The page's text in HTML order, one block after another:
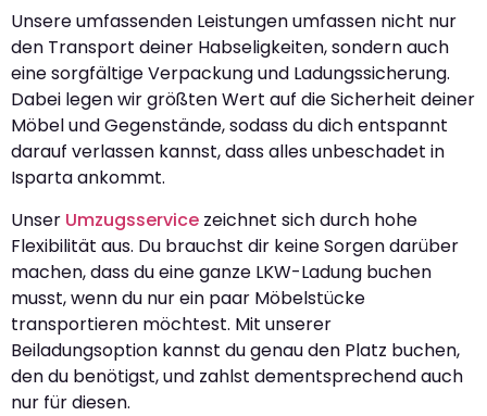
Unsere umfassenden Leistungen umfassen nicht nur
den Transport deiner Habseligkeiten, sondern auch
eine sorgfältige Verpackung und Ladungssicherung.
Dabei legen wir größten Wert auf die Sicherheit deiner
Möbel und Gegenstände, sodass du dich entspannt
darauf verlassen kannst, dass alles unbeschadet in
Isparta ankommt.
Unser Umzugsservice zeichnet sich durch hohe
Flexibilität aus. Du brauchst dir keine Sorgen darüber
machen, dass du eine ganze LKW-Ladung buchen
musst, wenn du nur ein paar Möbelstücke
transportieren möchtest. Mit unserer
Beiladungsoption kannst du genau den Platz buchen,
den du benötigst, und zahlst dementsprechend auch
nur für diesen.